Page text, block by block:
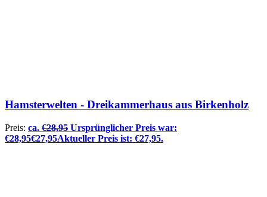
Hamsterwelten - Dreikammerhaus aus Birkenholz
Preis: ca. €28,95 Ursprünglicher Preis war:
€28,95€27,95Aktueller Preis ist: €27,95.